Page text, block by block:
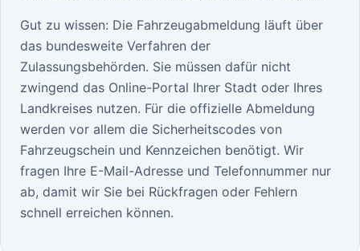
Gut zu wissen: Die Fahrzeugabmeldung läuft über
das bundesweite Verfahren der
Zulassungsbehörden. Sie müssen dafür nicht
zwingend das Online-Portal Ihrer Stadt oder Ihres
Landkreises nutzen. Für die offizielle Abmeldung
werden vor allem die Sicherheitscodes von
Fahrzeugschein und Kennzeichen benötigt. Wir
fragen Ihre E-Mail-Adresse und Telefonnummer nur
ab, damit wir Sie bei Rückfragen oder Fehlern
schnell erreichen können.